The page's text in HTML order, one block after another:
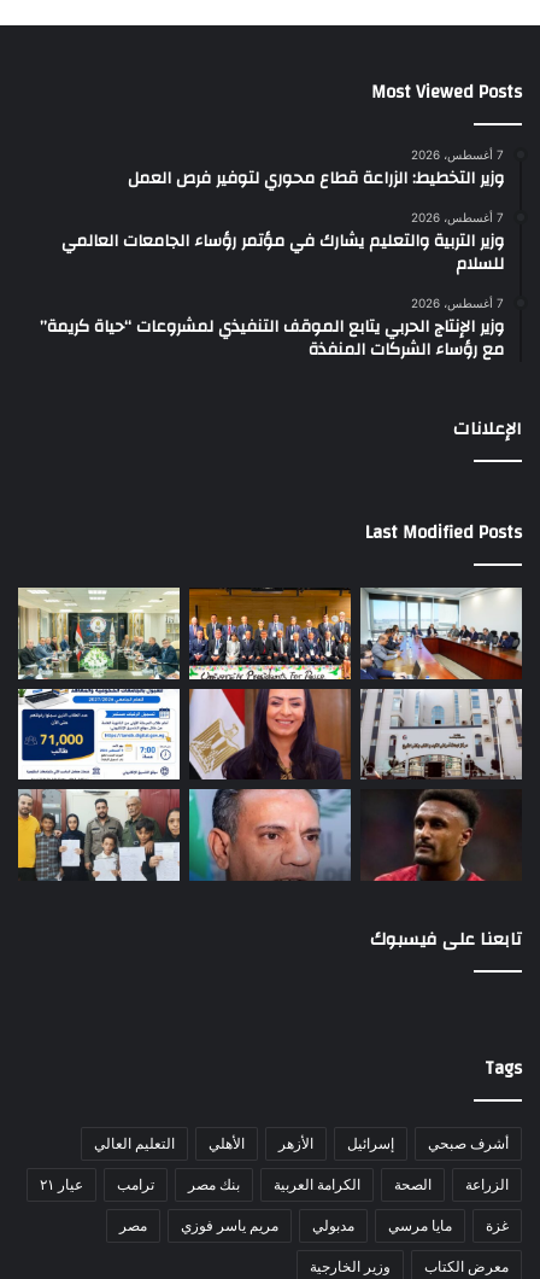
Most Viewed Posts
7 أغسطس، 2026
وزير التخطيط: الزراعة قطاع محوري لتوفير فرص العمل
7 أغسطس، 2026
وزير التربية والتعليم يشارك في مؤتمر رؤساء الجامعات العالمي
للسلام
7 أغسطس، 2026
وزير الإنتاج الحربي يتابع الموقف التنفيذي لمشروعات “حياة كريمة”
مع رؤساء الشركات المنفذة
الإعلانات
Last Modified Posts
تابعنا على فيسبوك
Tags
أشرف صبحي إسرائيل الأزهر الأهلي التعليم العالي
الزراعة الصحة الكرامة العربية بنك مصر ترامب عيار ٢١
غزة مايا مرسي مدبولي مريم ياسر فوزي مصر
معرض الكتاب وزير الخارجية